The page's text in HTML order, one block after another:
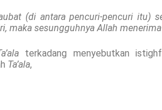
(di antara pencuri-pencuri itu)
maka sesungguhnya Allah menerima
terkadang menyebutkan
Ta’ala,